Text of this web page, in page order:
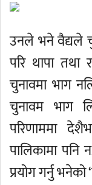
उनले भने वैद्यले
परि थापा तथा
चुनावमा भाग
चुनावम भाग
परिणाममा
पालिकामा पनि
प्रयोग गर्नु